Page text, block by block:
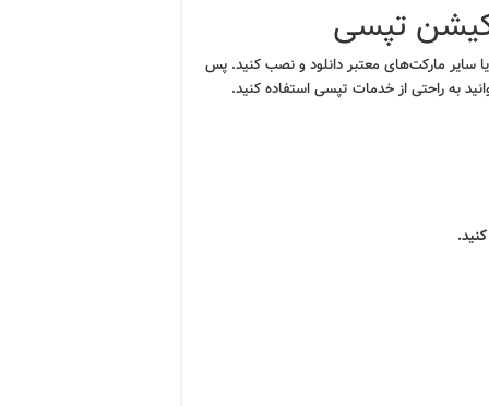
تپسی
یا سایر مارکت‌های معتبر دانلود و نصب کنید. پس
به راحتی از خدمات تپسی استفاده کنید.